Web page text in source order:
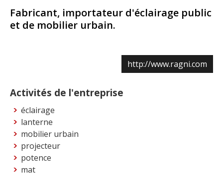
Fabricant, importateur d'éclairage public
et de mobilier urbain.
http://www.ragni.com
Activités de l'entreprise
éclairage
lanterne
mobilier urbain
projecteur
potence
mat